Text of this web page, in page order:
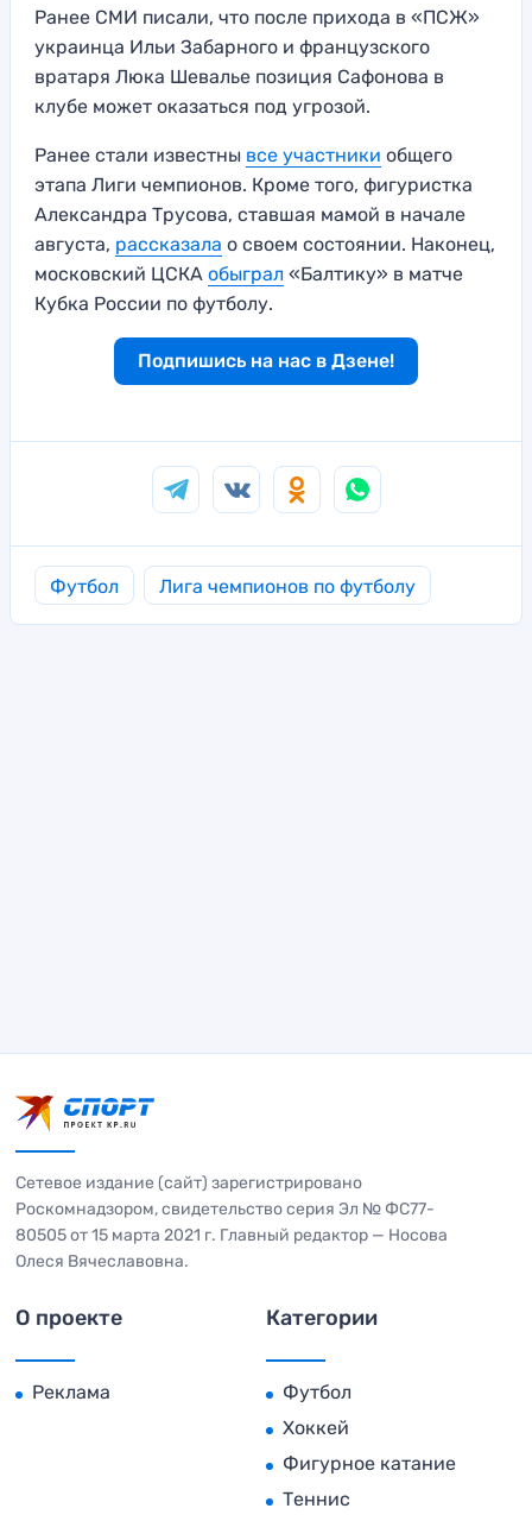
Ранее СМИ писали, что после прихода в «ПСЖ»
украинца Ильи Забарного и французского
вратаря Люка Шевалье позиция Сафонова в
клубе может оказаться под угрозой.
Ранее стали известны все участники общего
этапа Лиги чемпионов. Кроме того, фигуристка
Александра Трусова, ставшая мамой в начале
августа, рассказала о своем состоянии. Наконец,
московский ЦСКА обыграл «Балтику» в матче
Кубка России по футболу.
Подпишись на нас в Дзене!
Футбол Лига чемпионов по футболу
Сетевое издание (сайт) зарегистрировано
Роскомнадзором, свидетельство серия Эл № ФС77-
80505 от 15 марта 2021 г. Главный редактор — Носова
Олеся Вячеславовна.
О проекте
Реклама
Категории
Футбол
Хоккей
Фигурное катание
Теннис